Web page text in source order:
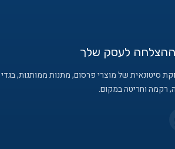
ההצלחה לעסק שלך
סיטונאית של מוצרי פרסום, מתנות ממותגות, בגדי
רקמה וחריטה במקום.